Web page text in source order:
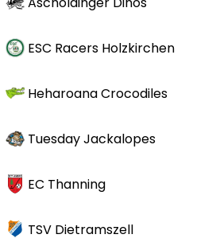
ESC Racers Holzkirchen
Heharoana Crocodiles
Tuesday Jackalopes
EC Thanning
TSV Dietramszell